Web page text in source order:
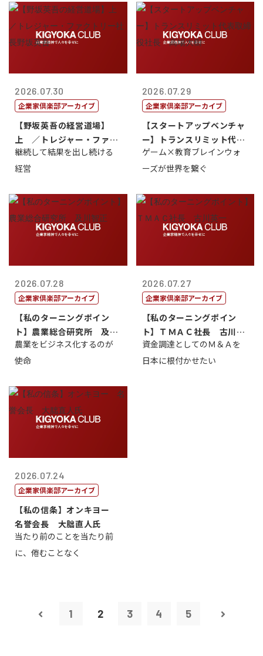
2026.07.30
企業家倶楽部アーカイブ
【野坂英吾の経営道場】
上 ／トレジャー・ファク
トリー社長野坂...
継続して結果を出し続ける
経営
2026.07.29
企業家倶楽部アーカイブ
【スタートアップベンチャ
ー】トランスリミット代表
取締役社長 ...
ゲーム×教育ブレインウォ
ーズが世界を繋ぐ
2026.07.28
企業家倶楽部アーカイブ
【私のターニングポイン
ト】農業総合研究所 及川
智正
農業をビジネス化するのが
使命
2026.07.27
企業家倶楽部アーカイブ
【私のターニングポイン
ト】ＴＭＡＣ社長 古川英
一
資金調達としてのＭ＆Ａを
日本に根付かせたい
2026.07.24
企業家倶楽部アーカイブ
【私の信条】オンキヨー
名誉会長 大朏直人氏
当たり前のことを当たり前
に、倦むことなく
1 2 3 4 5